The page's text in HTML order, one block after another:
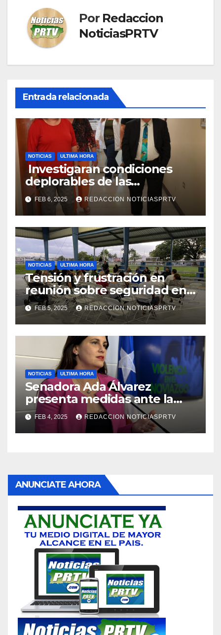
Por Redaccion
NoticiasPRTV
Entrada relacionada
NOTICIAS ULTIMA HORA
Investigaran condiciones
deplorables de las
facilidades el Departamento
de la Salud en Mayagüez
FEB 6, 2025 REDACCION NOTICIASPRTV
NOTICIAS ULTIMA HORA
Tensión y frustración en
reunión sobre seguridad en
Reparto Metropolitano
FEB 5, 2025 REDACCION NOTICIASPRTV
NOTICIAS ULTIMA HORA
Senadora Ada Álvarez
presenta medidas ante la
violencia en el noviazgo
FEB 4, 2025 REDACCION NOTICIASPRTV
ANUNCIATE AHORA